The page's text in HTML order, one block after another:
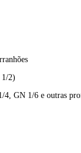
1/2)
4, GN 1/6 e outras